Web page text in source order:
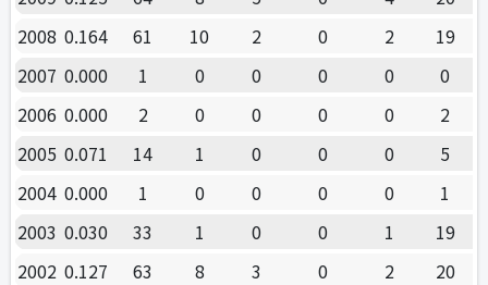
2008 0.164 61 10 2 0 2
19
2007 0.000 1 0 0 0 0
0
2006 0.000 2 0 0 0 0
2
2005 0.071 14 1 0 0 0
5
2004 0.000 1 0 0 0 0
1
2003 0.030 33 1 0 0 1
19
2002 0.127 63 8 3 0 2
20